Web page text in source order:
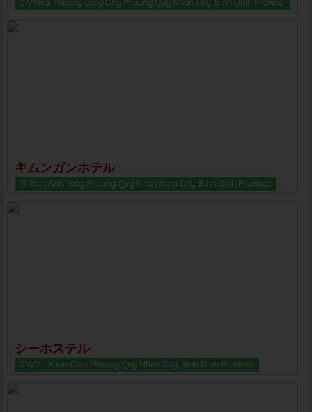
キムンガンホテル
71 Tran Anh Tong Phuong Quy Nhon Nam City, Binh Dinh Province
シーホステル
216/2 - Xuan Dieu Phuong Quy Nhon City, Binh Dinh Province